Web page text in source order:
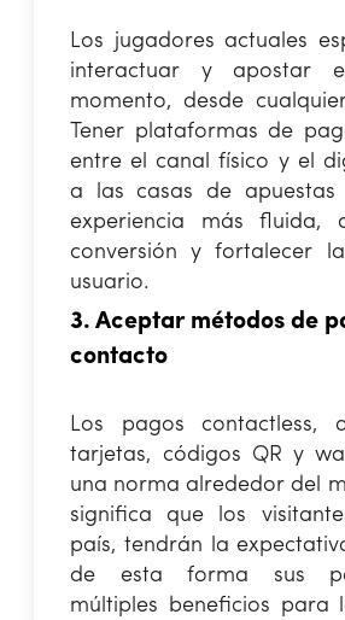
Los jugadores actuales
interactuar y apostar
momento, desde
Tener plataformas de
entre el canal físico y el
a las casas de apuestas
experiencia más fluida,
conversión y fortalecer
usuario.
3. Aceptar métodos de
contacto
Los pagos contactless,
tarjetas, códigos QR y
una norma alrededor del
significa que los
país, tendrán la
de esta forma sus
múltiples beneficios para